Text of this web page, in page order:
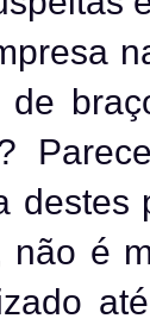
de
destes
não é